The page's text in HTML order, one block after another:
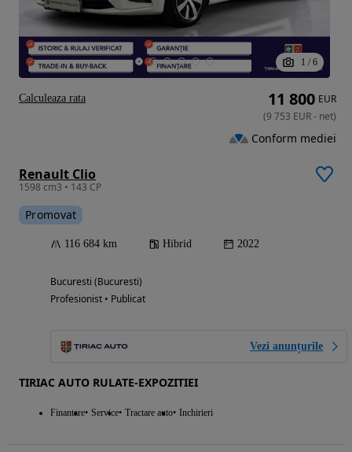
1 / 6
Renault Clio
1598 cm3 • 143 CP
Promovat
116 684 km Hibrid 2022
Bucuresti (Bucuresti)
Profesionist • Publicat
Vezi anunțurile
TIRIAC AUTO RULATE-EXPOZITIEI
Finantare Service Tractare auto Inchirieri
11 800 EUR
(9 753 EUR- net)
Conform mediei
Calculeaza rata